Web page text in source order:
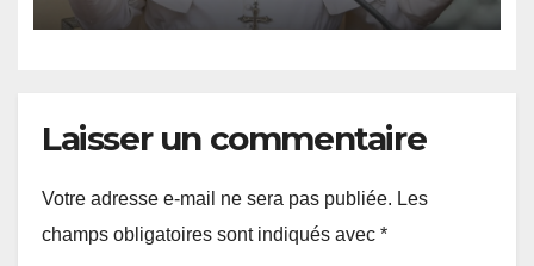
Laisser un commentaire
Votre adresse e-mail ne sera pas publiée. Les
champs obligatoires sont indiqués avec *